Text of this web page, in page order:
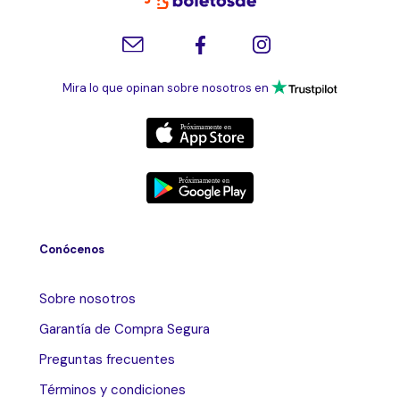
Mira lo que opinan sobre nosotros en
Conócenos
Sobre nosotros
Garantía de Compra Segura
Preguntas frecuentes
Términos y condiciones